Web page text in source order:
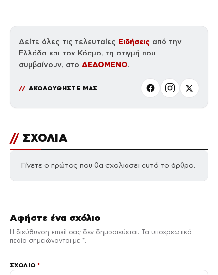
Δείτε όλες τις τελευταίες Ειδήσεις από την
Ελλάδα και τον Κόσμο, τη στιγμή που
συμβαίνουν, στο ΔΕΔΟΜΕΝΟ.
ΑΚΟΛΟΥΘΗΣΤΕ ΜΑΣ
// ΣΧΟΛΙΑ
Γίνετε ο πρώτος που θα σχολιάσει αυτό το άρθρο.
Αφήστε ένα σχόλιο
Η διεύθυνση email σας δεν δημοσιεύεται. Τα υποχρεωτικά
πεδία σημειώνονται με *.
ΣΧΌΛΙΟ*